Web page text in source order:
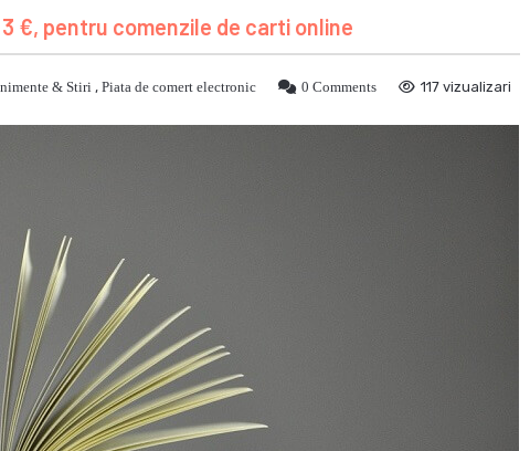
€, pentru comenzile de carti online
& Stiri, Piata de comert electronic 0 Comments 117 vizualizari